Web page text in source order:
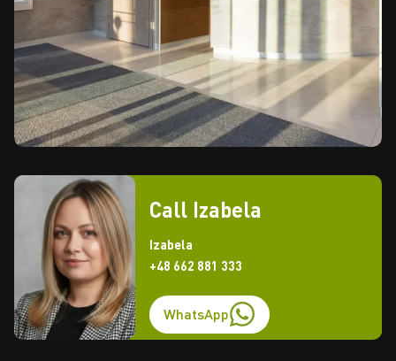
Call Izabela
Izabela
+48 662 881 333
WhatsApp